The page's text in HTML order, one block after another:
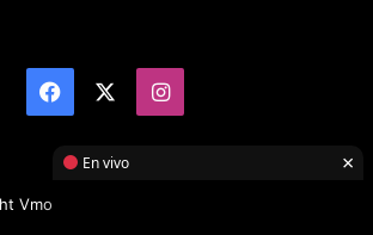
Facebook Instagram
Vmotor TI 2026, All Rights Reserved
En vivo ×